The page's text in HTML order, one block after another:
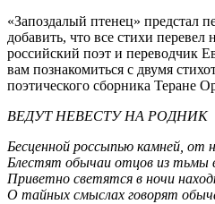
«Запоздалый птенец» предстал
добавить, что все стихи перевел
российский поэт и переводчик
вам познакомиться с двумя
поэтического сборника Теране
ВЕДУТ НЕВЕСТУ НА РОДНИК
Бесценной россыпью камней, от
Блестят обычаи отцов из тьмы
Приветно светятся в ночи
О тайных смыслах говорят